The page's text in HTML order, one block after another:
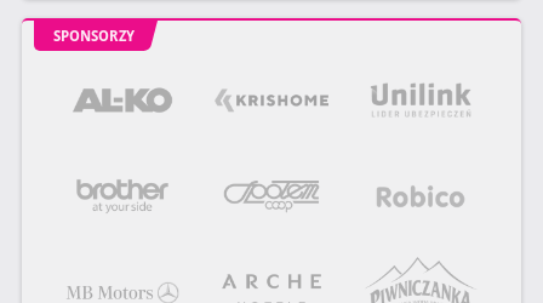
SPONSORZY